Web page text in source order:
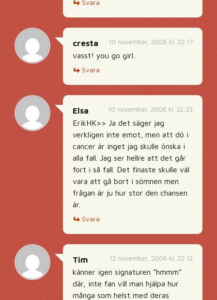
Svara
10 november, 2006 kl. 22:17
cresta
vasst! you go girl..
Svara
10 november, 2006 kl. 22:23
Elsa
ErikHK>> Ja det säger jag
verkligen inte emot, men att dö i
cancer är inget jag skulle önska i
alla fall. Jag ser hellre att det går
fort i så fall. Det finaste skulle väl
vara att gå bort i sömnen men
frågan är ju hur stor den chansen
är.
Svara
12 november, 2006 kl. 22:12
Tim
känner igen signaturen ”hmmm”
där, inte fan vill man hjälpa hur
många som helst med deras